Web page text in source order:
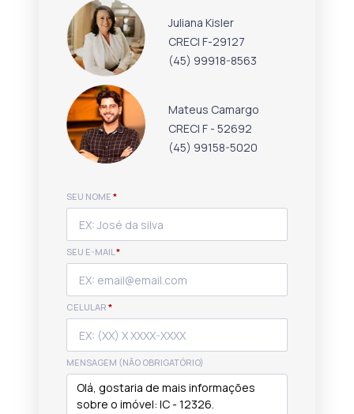
Juliana Kisler
CRECI F-29127
(45) 99918-8563
Mateus Camargo
CRECI F - 52692
(45) 99158-5020
SEU NOME *
SEU E-MAIL*
CELULAR *
MENSAGEM (NÃO OBRIGATÓRIO)